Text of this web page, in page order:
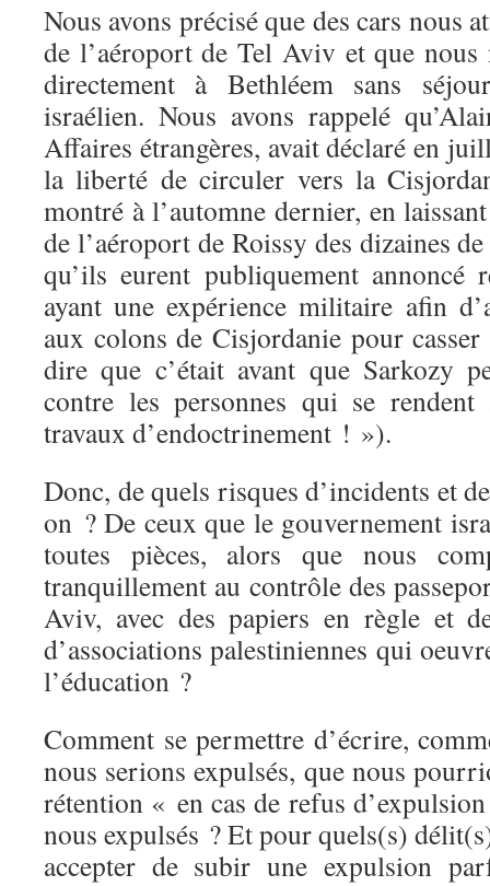
Nous avons précisé que des cars nous
de l’aéroport de Tel Aviv et que nous
directement à Bethléem sans
israélien. Nous avons rappelé
Affaires étrangères, avait déclaré en
la liberté de circuler vers la
montré à l’automne dernier, en
de l’aéroport de Roissy des dizaines
qu’ils eurent publiquement annoncé
ayant une expérience militaire afin
aux colons de Cisjordanie pour
dire que c’était avant que Sarkozy
contre les personnes qui se
travaux d’endoctrinement ! »).
Donc, de quels risques d’incidents et
on ? De ceux que le gouvernement
toutes pièces, alors que nous
tranquillement au contrôle des
Aviv, avec des papiers en règle et
d’associations palestiniennes qui
l’éducation ?
Comment se permettre d’écrire,
nous serions expulsés, que nous
rétention « en cas de refus
nous expulsés ? Et pour quels(s)
accepter de subir une expulsion